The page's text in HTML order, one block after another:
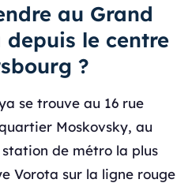
au Grand
depuis le centre
?
se trouve au 16 rue
Moskovsky, au
de métro la plus
Vorota sur la ligne rouge